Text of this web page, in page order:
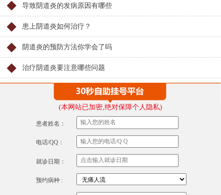
导致阴道炎的发病原因有哪些
患上阴道炎如何治疗？
阴道炎的预防方法你学会了吗
治疗阴道炎要注意哪些问题
(本网站已加密,绝对保障个人隐私)
患者姓名：
电话/QQ：
就诊日期：
预约病种 :